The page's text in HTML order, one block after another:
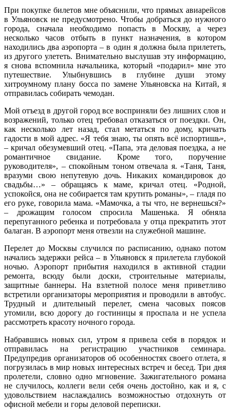
При покупке билетов мне объяснили, что прямых авиарейсов
в Ульяновск не предусмотрено. Чтобы добраться до нужного
города, сначала необходимо попасть в Москву, а через
несколько часов отбыть в пункт назначения, в котором
находились два аэропорта – в один я должна была прилететь,
из другого улететь. Внимательно выслушав эту информацию,
я снова вспомнила начальника, который «подарил» мне это
путешествие. Улыбнувшись в глубине души этому
хитроумному плану босса по замене Ульяновска на Китай, я
отправилась собирать чемодан.
Мой отъезд в другой город все восприняли без лишних слов и
возражений, только отец требовал отказаться от поездки. Он,
как несколько лет назад, стал метаться по дому, кричать
гадости в мой адрес. «Я тебя знаю, ты опять всё испортишь»,
– кричал обезумевший отец. «Папа, эта деловая поездка, а не
романтичное свидание. Кроме того, поручение
руководителя», – спокойным тоном отвечала я. «Таня, Таня,
вразуми свою непутевую дочь. Никаких командировок до
свадьбы…» – обращаясь к маме, кричал отец. «Родной,
успокойся, она не собирается там крутить романы», – гладя по
его руке, говорила мама. «Мамочка, а ты что, не вернешься?»
– дрожащим голосом спросила Машенька. Я обняла
перепуганного ребенка и потребовала у отца прекратить этот
балаган. В аэропорт меня отвезли на служебной машине.
Перелет до Москвы случился по расписанию, однако потом
начались задержки рейса – в Ульяновск я прилетела глубокой
ночью. Аэропорт прибытия находился в активной стадии
ремонта, всюду были доски, строительные материалы,
защитные баннеры. На взлетной полосе меня приветливо
встретили организаторы мероприятия и проводили в автобус.
Трудный и длительный перелет, смена часовых поясов
утомили, всю дорогу до гостиницы я проспала и не успела
рассмотреть красоту ночного города.
Набравшись новых сил, утром я привела себя в порядок и
отправилась на регистрацию участников семинара.
Предупредив организаторов об особенностях своего отлета, я
погрузилась в мир новых интересных встреч и бесед. Три дня
пролетели, словно одно мгновение. Зажигательного романа
не случилось, коллеги вели себя очень достойно, как и я, с
удовольствием наслаждались возможностью отдохнуть от
офисной мебели и горы деловой переписки.